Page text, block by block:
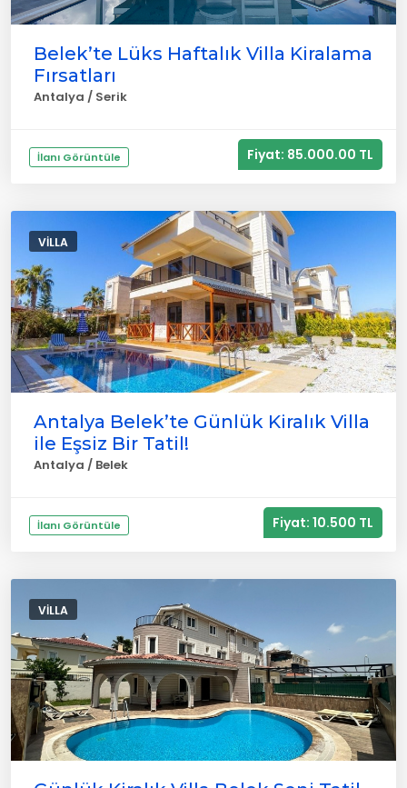
Belek’te Lüks Haftalık Villa Kiralama
Fırsatları
Antalya / Serik
İlanı Görüntüle Fiyat: 85.000.00 TL
VILLA
Antalya Belek’te Günlük Kiralık Villa
ile Eşsiz Bir Tatil!
Antalya / Belek
İlanı Görüntüle Fiyat: 10.500 TL
VILLA